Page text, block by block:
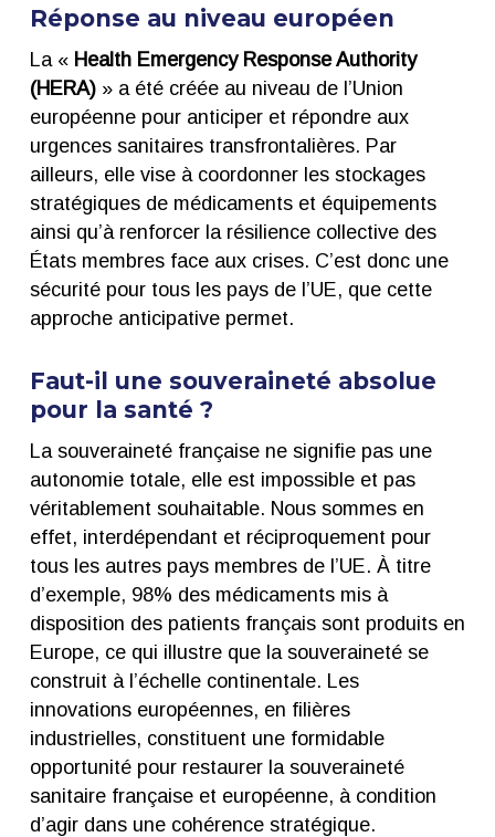
Réponse au niveau européen
La « Health Emergency Response Authority
(HERA)» a été créée au niveau de l’Union
européenne pour anticiper et répondre aux
urgences sanitaires transfrontalières. Par
ailleurs, elle vise à coordonner les stockages
stratégiques de médicaments et équipements
ainsi qu’à renforcer la résilience collective des
États membres face aux crises. C’est donc une
sécurité pour tous les pays de l’UE, que cette
approche anticipative permet.
Faut-il une souveraineté absolue
pour la santé ?
La souveraineté française ne signifie pas une
autonomie totale, elle est impossible et pas
véritablement souhaitable. Nous sommes en
effet, interdépendant et réciproquement pour
tous les autres pays membres de l’UE. À titre
d’exemple, 98% des médicaments mis à
disposition des patients français sont produits en
Europe, ce qui illustre que la souveraineté se
construit à l’échelle continentale. Les
innovations européennes, en filières
industrielles, constituent une formidable
opportunité pour restaurer la souveraineté
sanitaire française et européenne, à condition
d’agir dans une cohérence stratégique.